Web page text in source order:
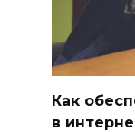
Как
в